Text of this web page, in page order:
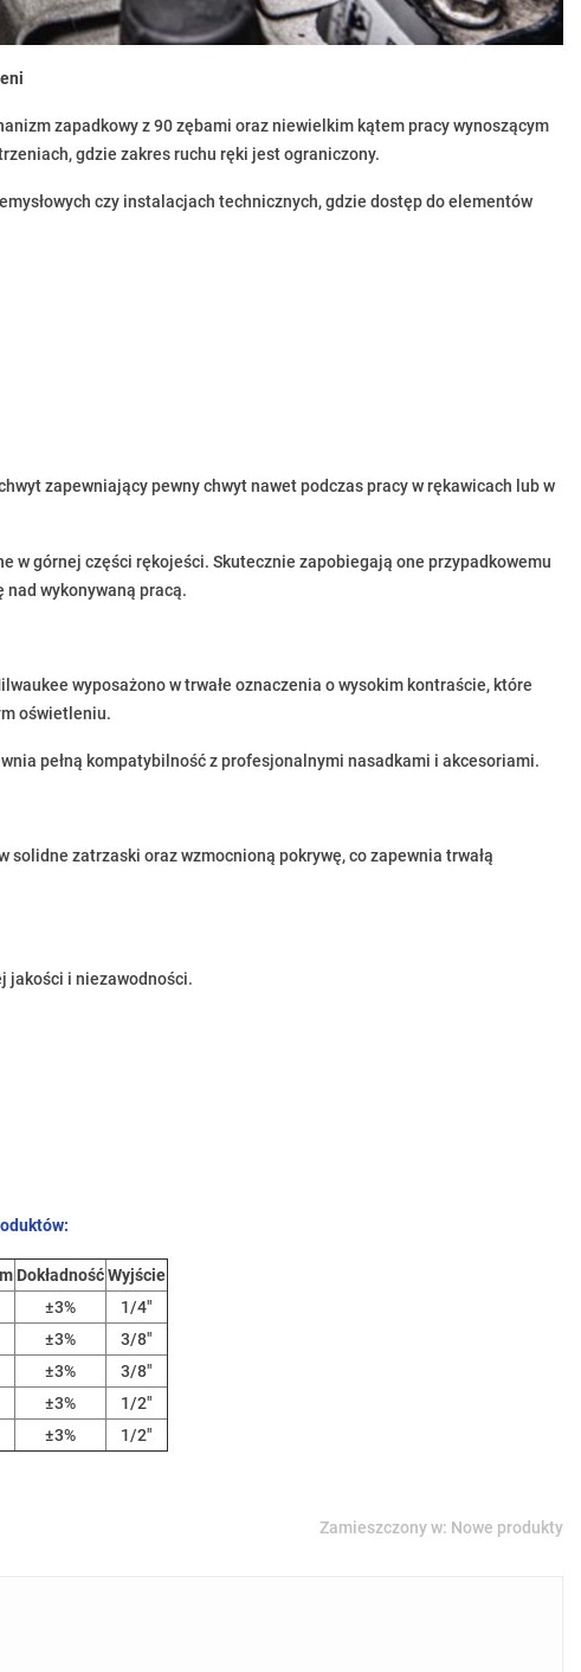
zapadkowy z 90 zębami oraz niewielkim kątem pracy wynoszącym
gdzie zakres ruchu ręki jest ograniczony.
czy instalacjach technicznych, gdzie dostęp do elementów
zapewniający pewny chwyt nawet podczas pracy w rękawicach lub w
w górnej części rękojeści. Skutecznie zapobiegają one przypadkowemu
wykonywaną pracą.
wyposażono w trwałe oznaczenia o wysokim kontraście, które
oświetleniu.
pełną kompatybilność z profesjonalnymi nasadkami i akcesoriami.
zatrzaski oraz wzmocnioną pokrywę, co zapewnia trwałą
jakości i niezawodności.
DokładnośćWyjście
±3%
1/4"
±3%
3/8"
±3%
3/8"
±3%
1/2"
±3% 1/2"
Zamieszczony w: Nowe produkty